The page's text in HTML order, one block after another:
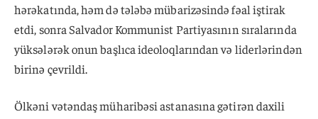
hərəkatında, həm də tələbə mübarizəsində fəal iştirak
etdi, sonra Salvador Kommunist Partiyasının sıralarında
yüksələrək onun başlıca ideoloqlarından və liderlərindən
birinə çevrildi.
Ölkəni vətəndaş müharibəsi astanasına gətirən daxili